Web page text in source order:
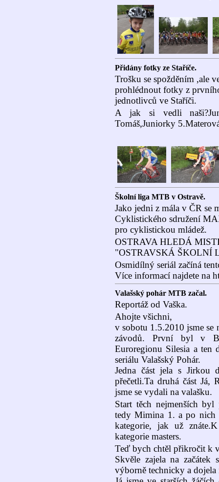
Přidány fotky ze Staříče.
Trošku se spožděním ,ale
prohlédnout fotky z
jednotlivců ve Staříči.
A jak si vedli
Tomáš,Juniorky
Školní liga MTB v Ostravě.
Jako jedni z mála v ČR se
Cyklistického sdružení
pro cyklistickou mládež.
OSTRAVA HLEDÁ
"OSTRAVSKÁ ŠKOLNÍ
Osmidílný seriál začíná
Více informací najdete na
Valašský pohár MTB začal.
Reportáž od Vaška.
Ahojte všichni,
v sobotu 1.5.2010 jsme se
závodů. První byl v
Euroregionu Silesia a ten
seriálu Valašský Pohár.
Jedna část jela s Jirkou
přečetli.Ta druhá část Já,
jsme se vydali na valašku.
Start těch nejmenších
tedy Mimina 1. a po nich
kategorie, jak už
kategorie masters.
Teď bych chtěl přikročit k
Skvěle zajela na začátek
výborně technicky a dojela